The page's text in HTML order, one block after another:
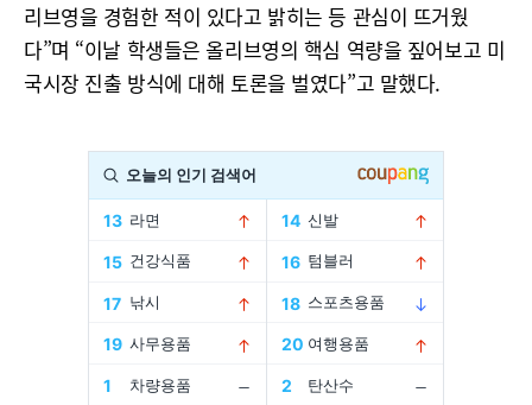
리브영을 경험한 적이 있다고 밝히는 등 관심이 뜨거웠
다”며 “이날 학생들은 올리브영의 핵심 역량을 짚어보고 미
국시장 진출 방식에 대해 토론을 벌였다”고 말했다.